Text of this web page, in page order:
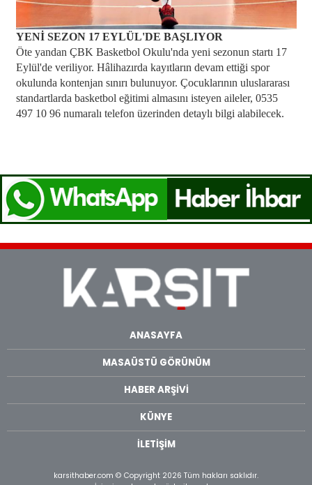
YENİ SEZON 17 EYLÜL'DE BAŞLIYOR
Öte yandan ÇBK Basketbol Okulu'nda yeni sezonun startı 17
Eylül'de veriliyor. Hâlihazırda kayıtların devam ettiği spor
okulunda kontenjan sınırı bulunuyor. Çocuklarının uluslararası
standartlarda basketbol eğitimi almasını isteyen aileler, 0535
497 10 96 numaralı telefon üzerinden detaylı bilgi alabilecek.
ANASAYFA
MASAÜSTÜ GÖRÜNÜM
HABER ARŞİVİ
KÜNYE
İLETİŞİM
karsithaber.com © Copyright 2026 Tüm hakları saklıdır.